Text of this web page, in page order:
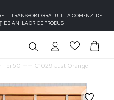
| TRANSPORT GRATUIT LA COMENZI DE
3 ANI LA ORICE PRODUS
Tei 50 mm C1029 Just Orange